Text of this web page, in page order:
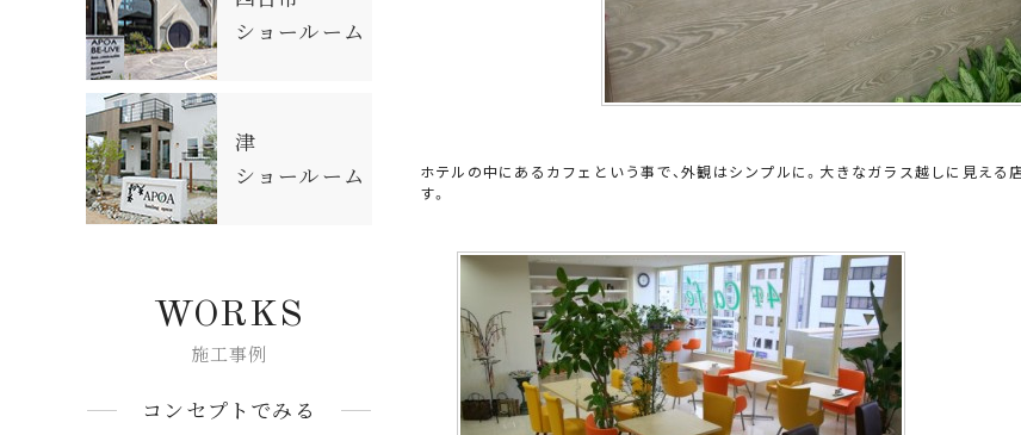
ショールーム
津
ショールーム
WORKS
施工事例
コンセプトでみる
ホテルの中にあるカフェという事で、外観はシンプルに。大きなガラス越しに見え
す。